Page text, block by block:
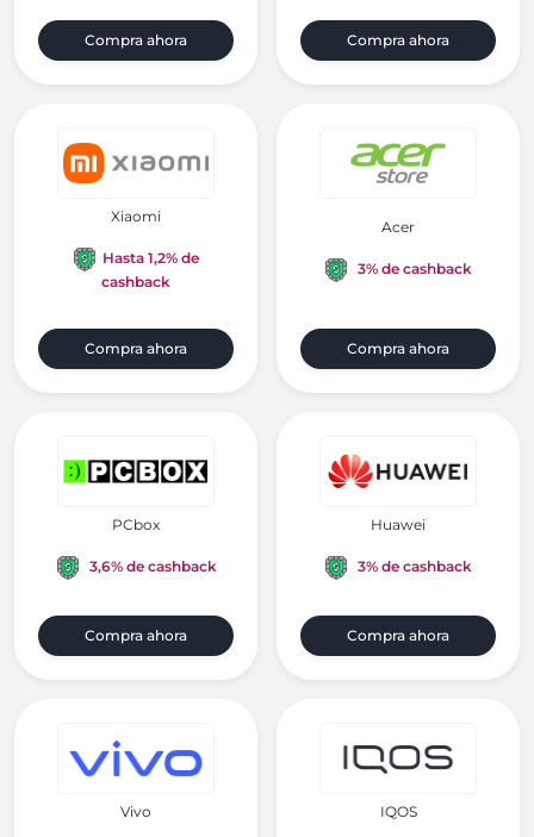
Compra ahora Compra ahora
Xiaomi
Hasta 1,2% de
cashback
Compra ahora
Acer
3% de cashback
Compra ahora
PCbox
3,6% de cashback
Compra ahora
Huawei
3% de cashback
Compra ahora
Vivo IQOS